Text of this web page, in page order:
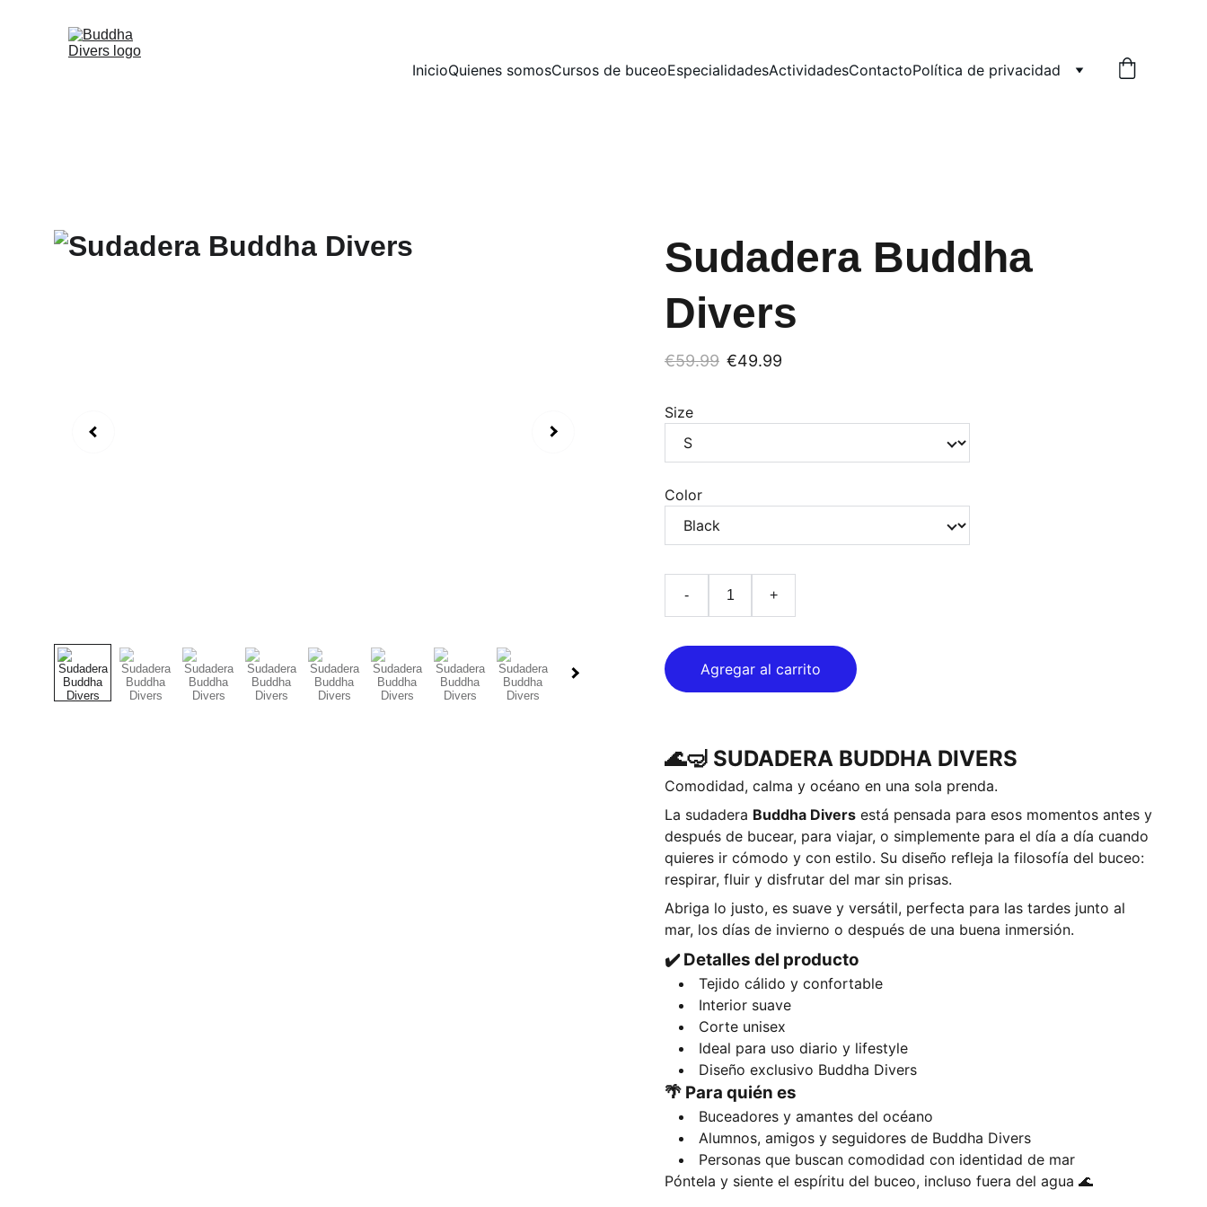
InicioQuienes somosCursos de buceoEspecialidadesActividadesContactoPolítica de privacidad
Sudadera Buddha
Divers
€59.99 €49.99
Size
Color
- +
Agregar al carrito
🌊🤿 SUDADERA BUDDHA DIVERS
Comodidad, calma y océano en una sola prenda.
La sudadera Buddha Divers está pensada para esos momentos antes y
después de bucear, para viajar, o simplemente para el día a día cuando
quieres ir cómodo y con estilo. Su diseño refleja la filosofía del buceo:
respirar, fluir y disfrutar del mar sin prisas.
Abriga lo justo, es suave y versátil, perfecta para las tardes junto al
mar, los días de invierno o después de una buena inmersión.
✔️ Detalles del producto
Tejido cálido y confortable
Interior suave
Corte unisex
Ideal para uso diario y lifestyle
Diseño exclusivo Buddha Divers
🌴 Para quién es
Buceadores y amantes del océano
Alumnos, amigos y seguidores de Buddha Divers
Personas que buscan comodidad con identidad de mar
Póntela y siente el espíritu del buceo, incluso fuera del agua 🌊